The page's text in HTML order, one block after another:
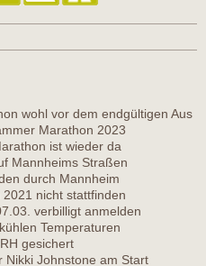
wohl vor dem endgültigen Aus
Marathon 2023
ist wieder da
Mannheims Straßen
durch Mannheim
nicht stattfinden
verbilligt anmelden
Temperaturen
gesichert
Nikki Johnstone am Start